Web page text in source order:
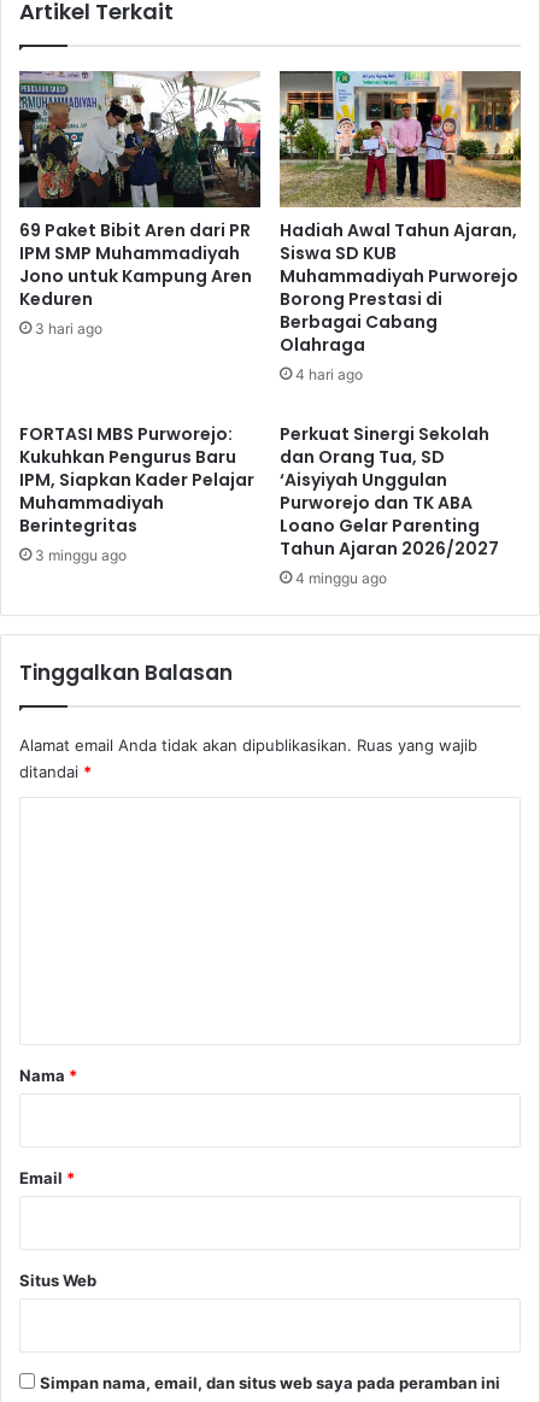
Artikel Terkait
69 Paket Bibit Aren dari PR
IPM SMP Muhammadiyah
Jono untuk Kampung Aren
Keduren
3 hari ago
Hadiah Awal Tahun Ajaran,
Siswa SD KUB
Muhammadiyah Purworejo
Borong Prestasi di
Berbagai Cabang
Olahraga
4 hari ago
FORTASI MBS Purworejo:
Kukuhkan Pengurus Baru
IPM, Siapkan Kader Pelajar
Muhammadiyah
Berintegritas
3 minggu ago
Perkuat Sinergi Sekolah
dan Orang Tua, SD
‘Aisyiyah Unggulan
Purworejo dan TK ABA
Loano Gelar Parenting
Tahun Ajaran 2026/2027
4 minggu ago
Tinggalkan Balasan
Alamat email Anda tidak akan dipublikasikan. Ruas yang wajib
ditandai *
rNama *
Email *
Situs Web
Simpan nama, email, dan situs web saya pada peramban ini